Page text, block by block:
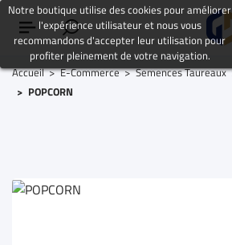
Accueil E-Commerce Semences Taureaux
POPCORN
Notre boutique utilise des cookies pour améliorer
l'expérience utilisateur et nous vous
recommandons d'accepter leur utilisation pour
profiter pleinement de votre navigation.